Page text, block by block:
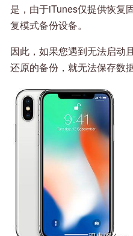
是，由于iTunes仅提供恢复
复模式备份设备。
因此，如果您遇到无法启动
还原的备份，就无法保存数据